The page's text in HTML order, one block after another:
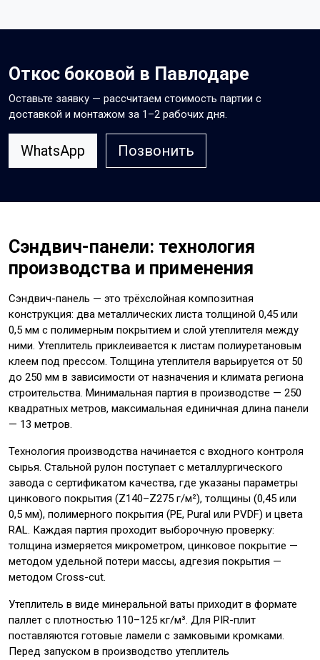
Откос боковой в Павлодаре
Оставьте заявку — рассчитаем стоимость партии с
доставкой и монтажом за 1–2 рабочих дня.
WhatsApp Позвонить
Сэндвич-панели: технология
производства и применения
Сэндвич-панель — это трёхслойная композитная
конструкция: два металлических листа толщиной 0,45 или
0,5 мм с полимерным покрытием и слой утеплителя между
ними. Утеплитель приклеивается к листам полиуретановым
клеем под прессом. Толщина утеплителя варьируется от 50
до 250 мм в зависимости от назначения и климата региона
строительства. Минимальная партия в производстве — 250
квадратных метров, максимальная единичная длина панели
— 13 метров.
Технология производства начинается с входного контроля
сырья. Стальной рулон поступает с металлургического
завода с сертификатом качества, где указаны параметры
цинкового покрытия (Z140–Z275 г/м²), толщины (0,45 или
0,5 мм), полимерного покрытия (PE, Pural или PVDF) и цвета
RAL. Каждая партия проходит выборочную проверку:
толщина измеряется микрометром, цинковое покрытие —
методом удельной потери массы, адгезия покрытия —
методом Cross-cut.
Утеплитель в виде минеральной ваты приходит в формате
паллет с плотностью 110–125 кг/м³. Для PIR-плит
поставляются готовые ламели с замковыми кромками.
Перед запуском в производство утеплитель